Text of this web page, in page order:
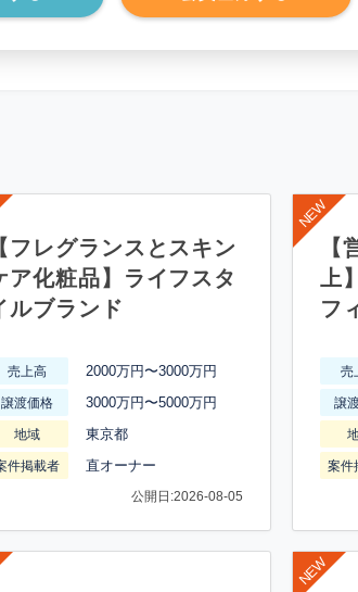
フレグランスとスキン
ア化粧品】ライフスタ
ルブランド
売上高 2000万円〜3000万円
譲渡価格 3000万円〜5000万円
地域 東京都
件掲載者 直オーナー
公開日:2026-08-05
【
上
フ
売
譲
案件